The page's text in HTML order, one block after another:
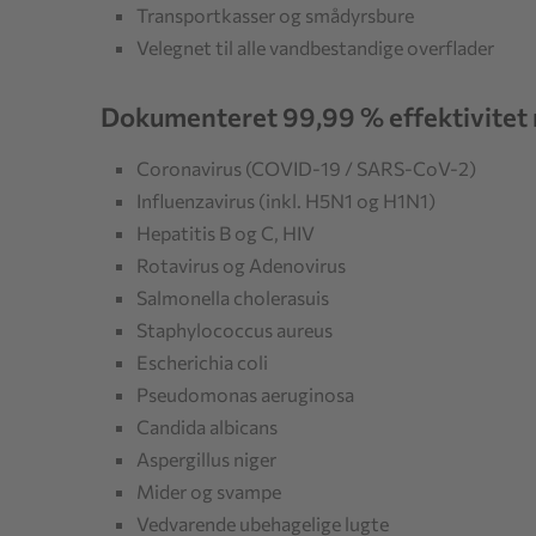
Transportkasser og smådyrsbure
Velegnet til alle vandbestandige overflader
Dokumenteret 99,99 % effektivitet
Coronavirus (COVID-19 / SARS-CoV-2)
Influenzavirus (inkl. H5N1 og H1N1)
Hepatitis B og C, HIV
Rotavirus og Adenovirus
Salmonella cholerasuis
Staphylococcus aureus
Escherichia coli
Pseudomonas aeruginosa
Candida albicans
Aspergillus niger
Mider og svampe
Vedvarende ubehagelige lugte